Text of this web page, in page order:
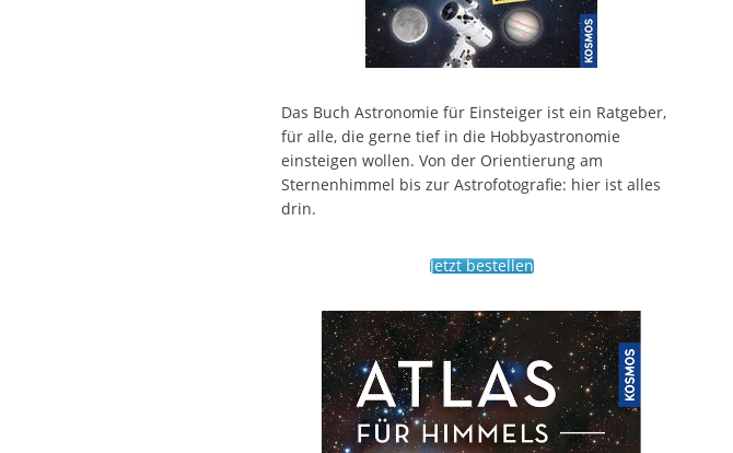
Das Buch Astronomie für Einsteiger ist ein Ratgeber,
für alle, die gerne tief in die Hobbyastronomie
einsteigen wollen. Von der Orientierung am
Sternenhimmel bis zur Astrofotografie: hier ist alles
drin.
Jetzt bestellen